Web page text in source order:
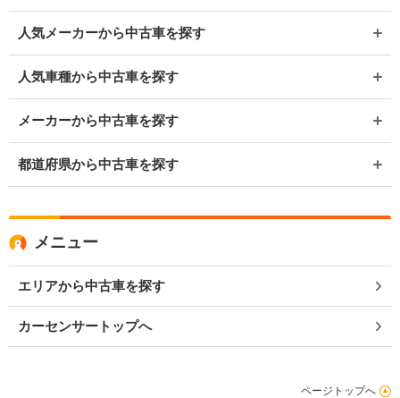
人気メーカーから中古車を探す
人気車種から中古車を探す
メーカーから中古車を探す
都道府県から中古車を探す
メニュー
エリアから中古車を探す
カーセンサートップへ
ページトップへ